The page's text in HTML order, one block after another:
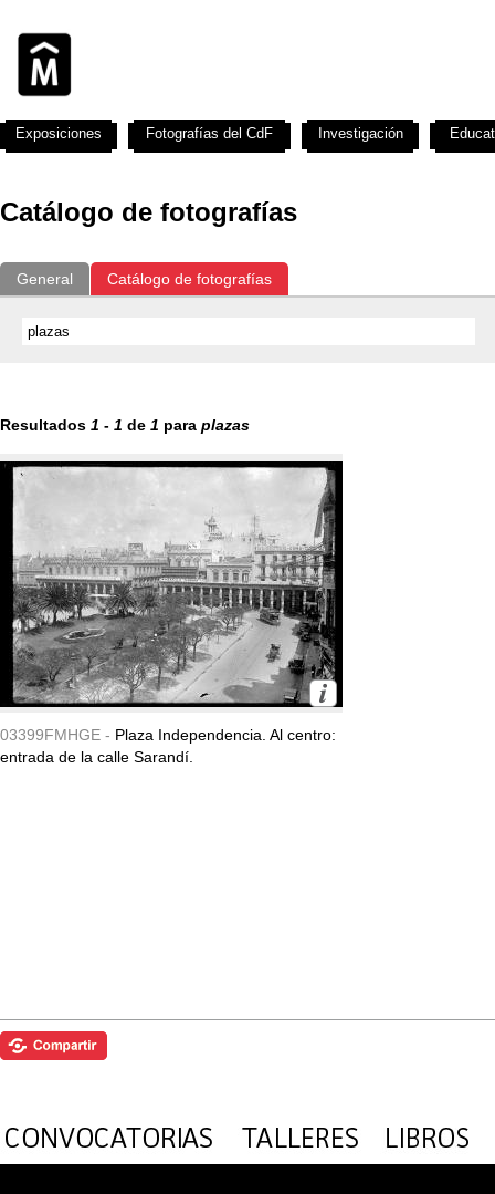
Catálogo de fotografías
General Catálogo de fotografías
Resultados 1 - 1 de 1 para plazas
03399FMHGE - Plaza Independencia. Al centro:
entrada de la calle Sarandí.
Exposiciones Fotografías del CdF Investigación